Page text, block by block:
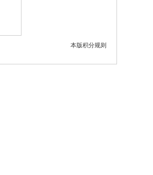
本版积分规则